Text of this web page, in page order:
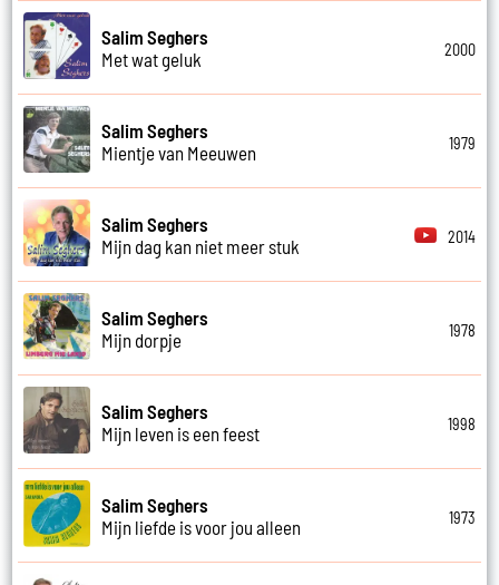
Salim Seghers
Met wat geluk
2000
Salim Seghers
Mientje van Meeuwen
1979
Salim Seghers
Mijn dag kan niet meer stuk
2014
Salim Seghers
Mijn dorpje
1978
Salim Seghers
Mijn leven is een feest
1998
Salim Seghers
Mijn liefde is voor jou alleen
1973